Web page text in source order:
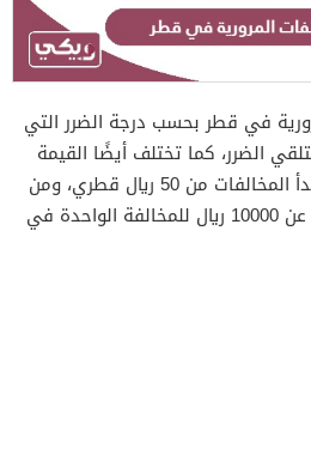
في قطر بحسب درجة الضرر التي
الضرر، كما تختلف أيضًا القيمة
بحسب نوع المخالفة، حيث تبدأ المخالفات من 50 ريال قطري، ومن
الممكن أن تصل إلى ما يزيد عن 10000 ريال للمخالفة الواحدة في